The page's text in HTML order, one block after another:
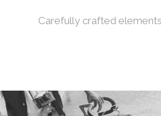
Carefully crafted